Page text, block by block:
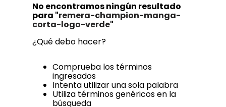
No encontramos ningún resultado
para "remera-champion-manga-
corta-logo-verde"
¿Qué debo hacer?
Comprueba los términos
ingresados
Intenta utilizar una sola palabra
Utiliza términos genéricos en la
búsqueda
chinelas